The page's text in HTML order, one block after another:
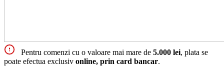
Pentru comenzi cu o valoare mai mare de 5.000 lei, plata se
poate efectua exclusiv online, prin card bancar.